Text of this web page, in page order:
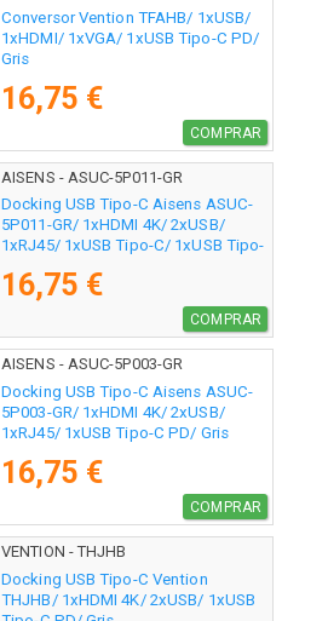
Conversor Vention TFAHB/ 1xUSB/
1xHDMI/ 1xVGA/ 1xUSB Tipo-C PD/
Gris
16,75 €
COMPRAR
AISENS - ASUC-5P011-GR
Docking USB Tipo-C Aisens ASUC-
5P011-GR/ 1xHDMI 4K/ 2xUSB/
1xRJ45/ 1xUSB Tipo-C/ 1xUSB Tipo-
16,75 €
COMPRAR
AISENS - ASUC-5P003-GR
Docking USB Tipo-C Aisens ASUC-
5P003-GR/ 1xHDMI 4K/ 2xUSB/
1xRJ45/ 1xUSB Tipo-C PD/ Gris
16,75 €
COMPRAR
VENTION - THJHB
Docking USB Tipo-C Vention
THJHB/ 1xHDMI 4K/ 2xUSB/ 1xUSB